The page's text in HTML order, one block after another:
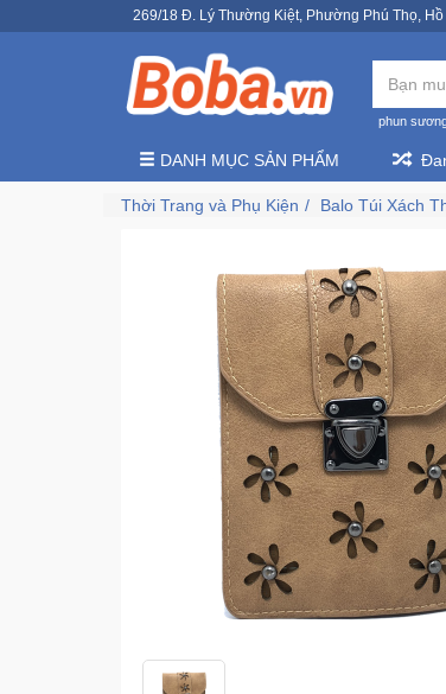
269/18 Đ. Lý Thường Kiệt, Phường Phú Thọ, Hồ
phun
DANH MỤC SẢN PHẨM
Thời Trang và Phụ Kiện Balo Túi Xách